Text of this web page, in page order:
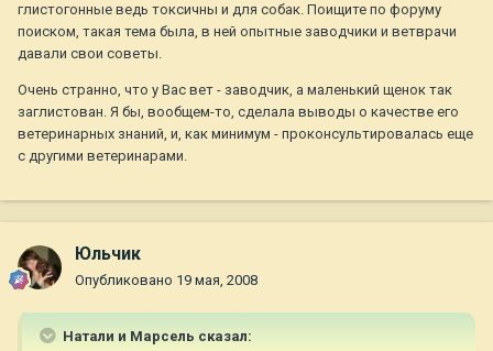
глистогонные ведь токсичны и для собак. Поищите по форуму
поиском, такая тема была, в ней опытные заводчики и ветврачи
давали свои советы.
Очень странно, что у Вас вет - заводчик, а маленький щенок так
заглистован. Я бы, вообщем-то, сделала выводы о качестве его
ветеринарных знаний, и, как минимум - проконсультировалась еще
с другими ветеринарами.
Юльчик
Опубликовано 19 мая, 2008
Натали и Марсель сказал: